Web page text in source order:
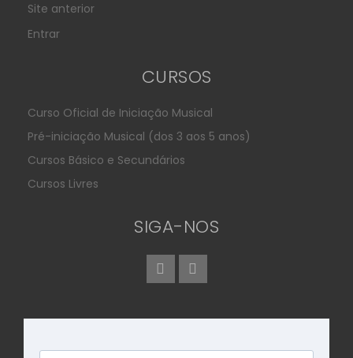
Site anterior
Entrar
CURSOS
Curso Oficial de Iniciação Musical
Pré-iniciação Musical (dos 3 aos 5 anos)
Cursos Básico e Secundários
Cursos Livres
SIGA-NOS